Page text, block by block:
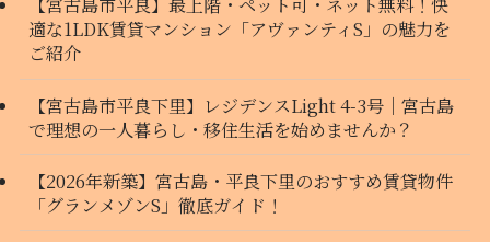
適な1LDK賃貸マンション「アヴァンティS」の魅力を
ご紹介
【宮古島市平良下里】レジデンスLight 4-3号｜宮古島
で理想の一人暮らし・移住生活を始めませんか？
【2026年新築】宮古島・平良下里のおすすめ賃貸物件
「グランメゾンS」徹底ガイド！